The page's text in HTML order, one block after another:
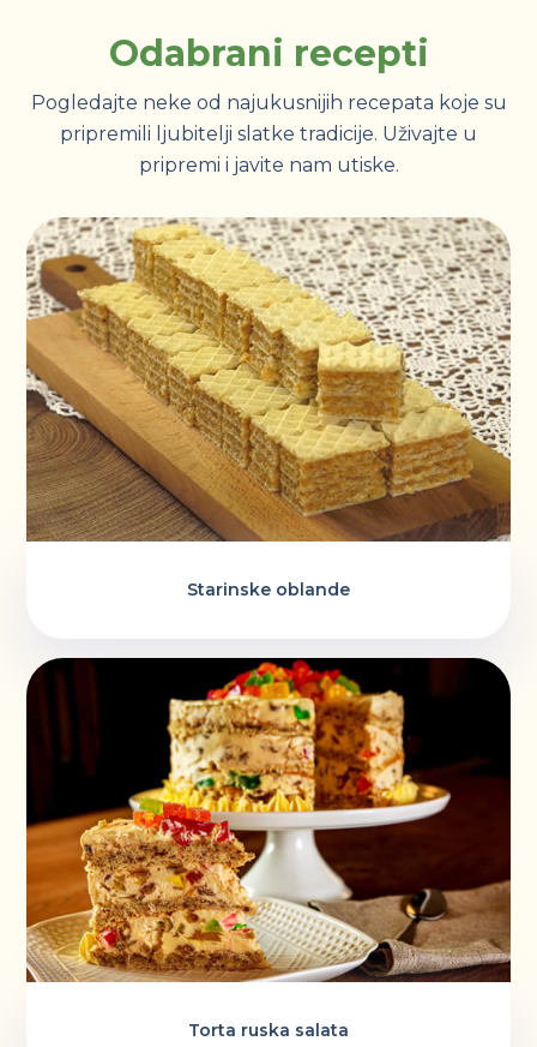
Odabrani recepti
Pogledajte neke od najukusnijih recepata koje su
pripremili ljubitelji slatke tradicije. Uživajte u
pripremi i javite nam utiske.
Starinske oblande
Torta ruska salata